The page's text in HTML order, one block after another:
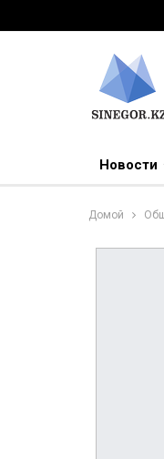
Новости
Домой